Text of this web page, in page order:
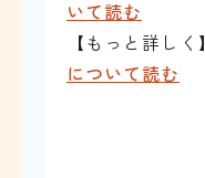
いて読む
【もっと詳しく】
について読む